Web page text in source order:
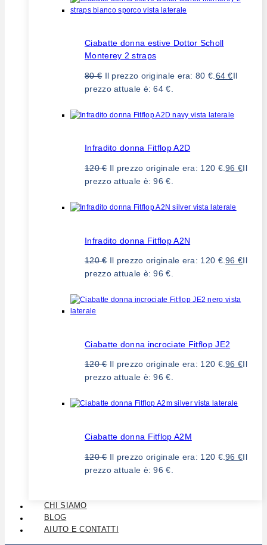
Ciabatte donna estive Dottor Scholl
Monterey 2 straps
80€ Il prezzo originale era: 80 €. 64€Il
prezzo attuale è: 64 €.
Infradito donna Fitflop A2D
120€ Il prezzo originale era: 120 €.96€Il
prezzo attuale è: 96 €.
Infradito donna Fitflop A2N
120€ Il prezzo originale era: 120 €.96€Il
prezzo attuale è: 96 €.
Ciabatte donna incrociate Fitflop JE2
120€ Il prezzo originale era: 120 €.96€Il
prezzo attuale è: 96 €.
Ciabatte donna Fitflop A2M
120€ Il prezzo originale era: 120 €.96€Il
prezzo attuale è: 96 €.
CHI SIAMO
BLOG
AIUTO E CONTATTI